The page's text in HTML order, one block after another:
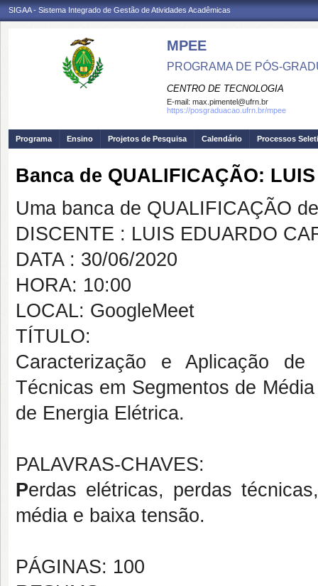
SIGAA - Sistema Integrado de Gestão de Atividades Acadêmicas
MPEE
PROGRAMA DE PÓS-
CENTRO DE TECNOLOGIA
E-mail: max.pimentel@ufrn.br
https://posgraduacao.ufrn.br/mpee
Programa Ensino Projetos de Pesquisa Calendário Processos
Banca de QUALIFICAÇÃO:
Uma banca de QUALIFICAÇÃO
DISCENTE : LUIS EDUARDO
DATA : 30/06/2020
HORA: 10:00
LOCAL: GoogleMeet
TÍTULO:
Caracterização e Aplicação
Técnicas em Segmentos de
de Energia Elétrica.
PALAVRAS-CHAVES:
Perdas elétricas, perdas
média e baixa tensão.
PÁGINAS: 100